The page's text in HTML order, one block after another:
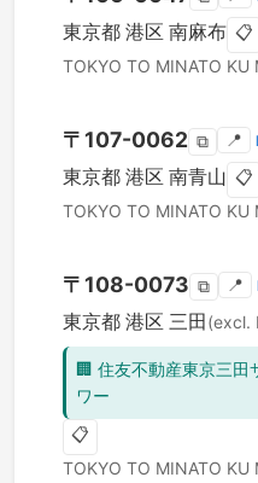
東京都 港区 南麻布 📋
TOKYO TO MINATO KU
〒 107-0062 ⧉ 📍
東京都 港区 南青山 📋
TOKYO TO MINATO KU
〒 108-0073 ⧉ 📍
東京都 港区 三田(excl.
🏢 住友不動産東京三田
ワー
📋
TOKYO TO MINATO KU